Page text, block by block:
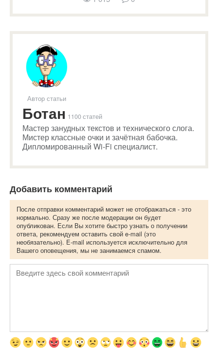
Автор статьи
Ботан 1100 статей
Мастер занудных текстов и технического слога.
Мистер классные очки и зачётная бабочка.
Дипломированный Wi-Fi специалист.
Добавить комментарий
После отправки комментарий может не отображаться - это
нормально. Сразу же после модерации он будет
опубликован. Если Вы хотите быстро узнать о получении
ответа, рекомендуем оставить свой e-mail (это
необязательно). E-mail используется исключительно для
Вашего оповещения, мы не занимаемся спамом.